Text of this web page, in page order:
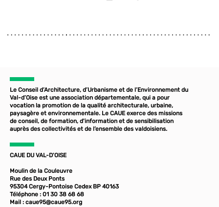
Le Conseil d’Architecture, d’Urbanisme et de l’Environnement du
Val-d’Oise est une association départementale, qui a pour
vocation la promotion de la qualité architecturale, urbaine,
paysagère et environnementale. Le CAUE exerce des missions
de conseil, de formation, d'information et de sensibilisation
auprès des collectivités et de l’ensemble des valdoisiens.
CAUE DU VAL-D'OISE
Moulin de la Couleuvre
Rue des Deux Ponts
95304 Cergy-Pontoise Cedex BP 40163
Téléphone : 01 30 38 68 68
Mail : caue95@caue95.org